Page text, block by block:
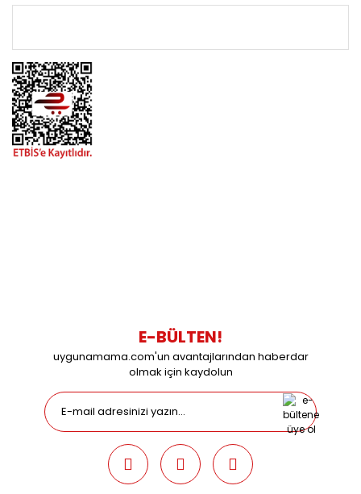
E-BÜLTEN!
uygunamama.com'un avantajlarından haberdar
olmak için kaydolun